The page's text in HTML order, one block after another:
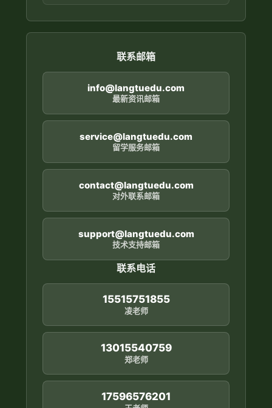
联系邮箱
info@langtuedu.com
最新资讯邮箱
service@langtuedu.com
留学服务邮箱
contact@langtuedu.com
对外联系邮箱
support@langtuedu.com
技术支持邮箱
联系电话
15515751855
凌老师
13015540759
郑老师
17596576201